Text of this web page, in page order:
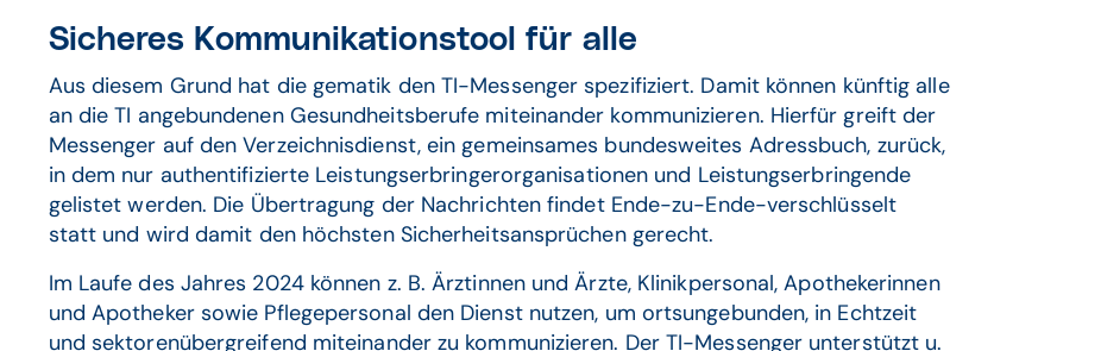
Sicheres Kommunikationstool für alle
Aus diesem Grund hat die gematik den TI-Messenger spezifiziert. Damit können künftig alle
an die TI angebundenen Gesundheitsberufe miteinander kommunizieren. Hierfür greift der
Messenger auf den Verzeichnisdienst, ein gemeinsames bundesweites Adressbuch, zurück,
in dem nur authentifizierte Leistungserbringerorganisationen und Leistungserbringende
gelistet werden. Die Übertragung der Nachrichten findet Ende-zu-Ende-verschlüsselt
statt und wird damit den höchsten Sicherheitsansprüchen gerecht.
Im Laufe des Jahres 2024 können z. B. Ärztinnen und Ärzte, Klinikpersonal, Apothekerinnen
und Apotheker sowie Pflegepersonal den Dienst nutzen, um ortsungebunden, in Echtzeit
und sektorenübergreifend miteinander zu kommunizieren. Der TI-Messenger unterstützt u.